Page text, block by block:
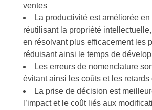
ventes
La productivité est améliorée
réutilisant la propriété
en résolvant plus efficacement les
réduisant ainsi le temps de
Les erreurs de nomenclature
évitant ainsi les coûts et les
La prise de décision est
l’impact et le coût liés aux